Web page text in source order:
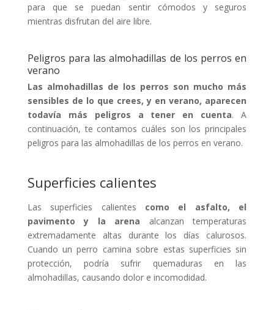
para que se puedan sentir cómodos y seguros
mientras disfrutan del aire libre.
Peligros para las almohadillas de los perros en
verano
Las almohadillas de los perros son mucho más
sensibles de lo que crees, y en verano, aparecen
todavía más peligros a tener en cuenta. A
continuación, te contamos cuáles son los principales
peligros para las almohadillas de los perros en verano.
Superficies calientes
Las superficies calientes como el asfalto, el
pavimento y la arena alcanzan temperaturas
extremadamente altas durante los días calurosos.
Cuando un perro camina sobre estas superficies sin
protección, podría sufrir quemaduras en las
almohadillas, causando dolor e incomodidad.